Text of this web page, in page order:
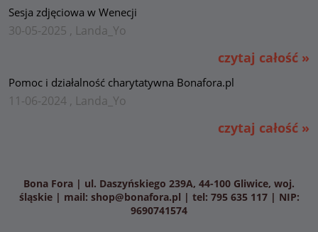
Sesja zdjęciowa w Wenecji
30-05-2025 , Landa_Yo
czytaj całość »
Pomoc i działalność charytatywna Bonafora.pl
11-06-2024 , Landa_Yo
czytaj całość »
Bona Fora | ul. Daszyńskiego 239A, 44-100 Gliwice, woj.
śląskie | mail: shop@bonafora.pl | tel: 795 635 117 | NIP:
9690741574